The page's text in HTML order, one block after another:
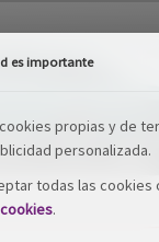
es importante
propias y de
personalizada.
todas las
.